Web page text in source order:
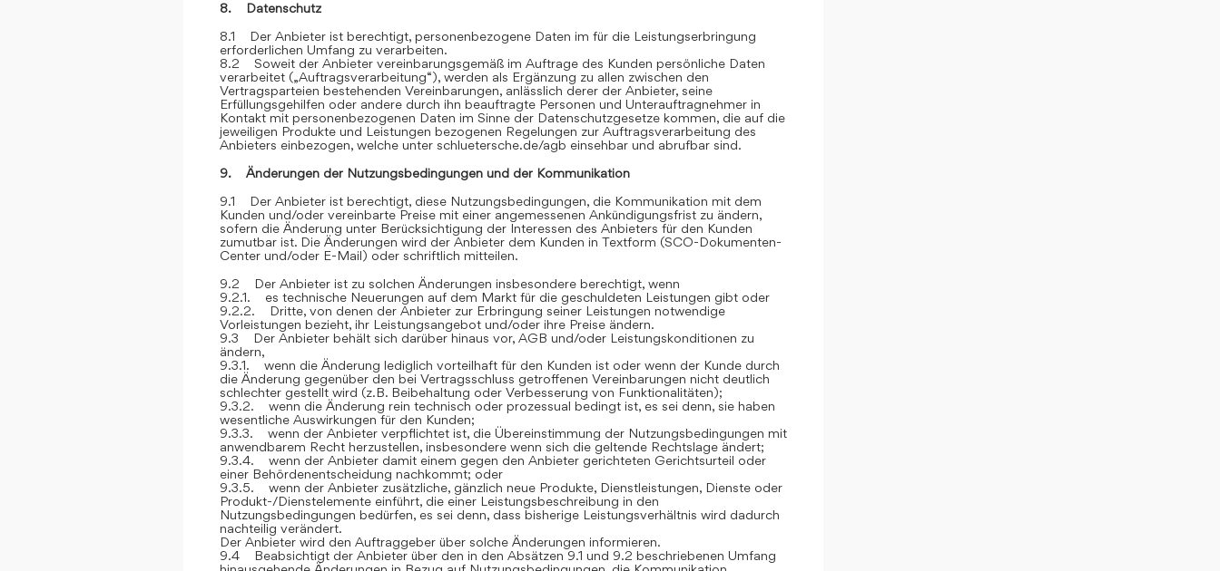
8. Datenschutz
8.1 Der Anbieter ist berechtigt, personenbezogene Daten im für die Leistungserbringung
erforderlichen Umfang zu verarbeiten.
8.2 Soweit der Anbieter vereinbarungsgemäß im Auftrage des Kunden persönliche Daten
verarbeitet („Auftragsverarbeitung“), werden als Ergänzung zu allen zwischen den
Vertragsparteien bestehenden Vereinbarungen, anlässlich derer der Anbieter, seine
Erfüllungsgehilfen oder andere durch ihn beauftragte Personen und Unterauftragnehmer in
Kontakt mit personenbezogenen Daten im Sinne der Datenschutzgesetze kommen, die auf die
jeweiligen Produkte und Leistungen bezogenen Regelungen zur Auftragsverarbeitung des
Anbieters einbezogen, welche unter schluetersche.de/agb einsehbar und abrufbar sind.
9. Änderungen der Nutzungsbedingungen und der Kommunikation
9.1 Der Anbieter ist berechtigt, diese Nutzungsbedingungen, die Kommunikation mit dem
Kunden und/oder vereinbarte Preise mit einer angemessenen Ankündigungsfrist zu ändern,
sofern die Änderung unter Berücksichtigung der Interessen des Anbieters für den Kunden
zumutbar ist. Die Änderungen wird der Anbieter dem Kunden in Textform (SCO-Dokumenten-
Center und/oder E-Mail) oder schriftlich mitteilen.
9.2 Der Anbieter ist zu solchen Änderungen insbesondere berechtigt, wenn
9.2.1. es technische Neuerungen auf dem Markt für die geschuldeten Leistungen gibt oder
9.2.2. Dritte, von denen der Anbieter zur Erbringung seiner Leistungen notwendige
Vorleistungen bezieht, ihr Leistungsangebot und/oder ihre Preise ändern.
9.3 Der Anbieter behält sich darüber hinaus vor, AGB und/oder Leistungskonditionen zu
ändern,
9.3.1. wenn die Änderung lediglich vorteilhaft für den Kunden ist oder wenn der Kunde durch
die Änderung gegenüber den bei Vertragsschluss getroffenen Vereinbarungen nicht deutlich
schlechter gestellt wird (z.B. Beibehaltung oder Verbesserung von Funktionalitäten);
9.3.2. wenn die Änderung rein technisch oder prozessual bedingt ist, es sei denn, sie haben
wesentliche Auswirkungen für den Kunden;
9.3.3. wenn der Anbieter verpflichtet ist, die Übereinstimmung der Nutzungsbedingungen mit
anwendbarem Recht herzustellen, insbesondere wenn sich die geltende Rechtslage ändert;
9.3.4. wenn der Anbieter damit einem gegen den Anbieter gerichteten Gerichtsurteil oder
einer Behördenentscheidung nachkommt; oder
9.3.5. wenn der Anbieter zusätzliche, gänzlich neue Produkte, Dienstleistungen, Dienste oder
Produkt-/Dienstelemente einführt, die einer Leistungsbeschreibung in den
Nutzungsbedingungen bedürfen, es sei denn, dass bisherige Leistungsverhältnis wird dadurch
nachteilig verändert.
Der Anbieter wird den Auftraggeber über solche Änderungen informieren.
9.4 Beabsichtigt der Anbieter über den in den Absätzen 9.1 und 9.2 beschriebenen Umfang